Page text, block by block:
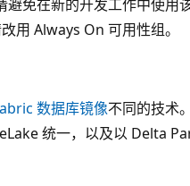
免在新的开发工作中使用
用 Always On 可用性组。
数据库镜像不同的技术
统一，以及以 Delta